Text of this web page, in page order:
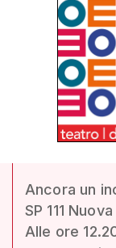
Ancora un
SP 111
Alle ore